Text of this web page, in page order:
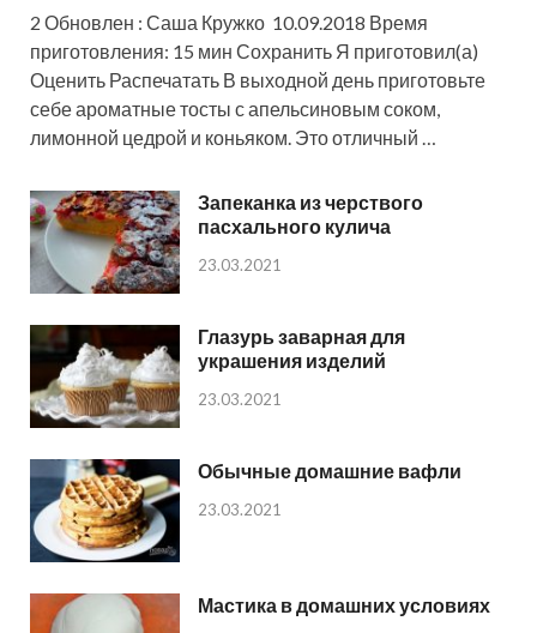
2 Обновлен : Саша Кружко 10.09.2018 Время
приготовления: 15 мин Сохранить Я приготовил(а)
Оценить Распечатать В выходной день приготовьте
себе ароматные тосты с апельсиновым соком,
лимонной цедрой и коньяком. Это отличный …
Запеканка из черствого
пасхального кулича
23.03.2021
Глазурь заварная для
украшения изделий
23.03.2021
Обычные домашние вафли
23.03.2021
Мастика в домашних условиях